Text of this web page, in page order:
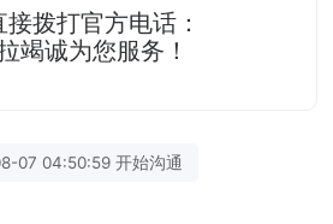
拨打官方电话：
竭诚为您服务！
07 04:50:59 开始沟通